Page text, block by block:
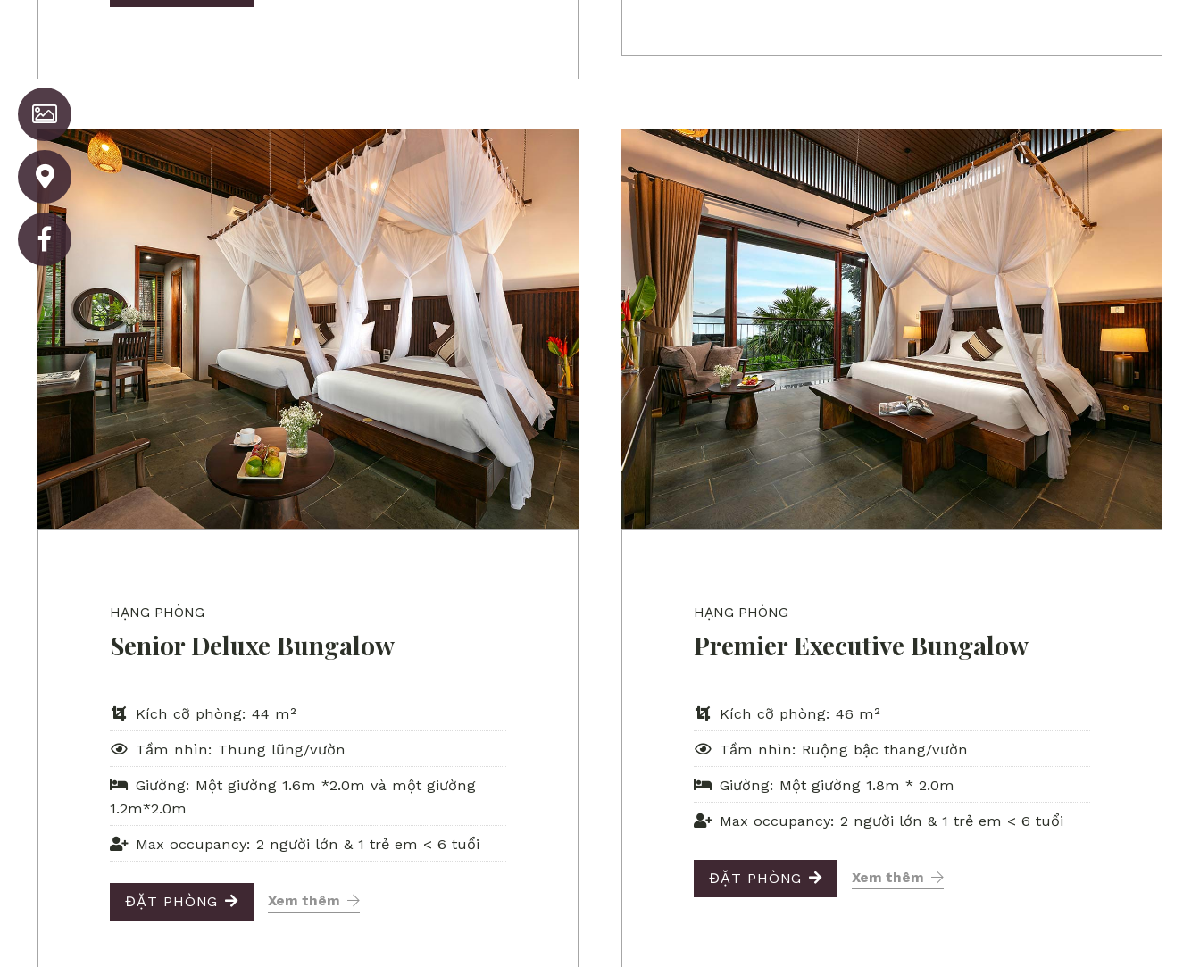
HẠNG PHÒNG
Senior Deluxe Bungalow
Kích cỡ phòng: 44 m²
Tầm nhìn: Thung lũng/vườn
Giường: Một giường 1.6m *2.0m và một giường
1.2m*2.0m
Max occupancy: 2 người lớn & 1 trẻ em < 6 tuổi
ĐẶT PHÒNG Xem thêm
HẠNG PHÒNG
Premier Executive Bungalow
Kích cỡ phòng: 46 m²
Tầm nhìn: Ruộng bậc thang/vườn
Giường: Một giường 1.8m * 2.0m
Max occupancy: 2 người lớn & 1 trẻ em < 6 tuổi
ĐẶT PHÒNG Xem thêm